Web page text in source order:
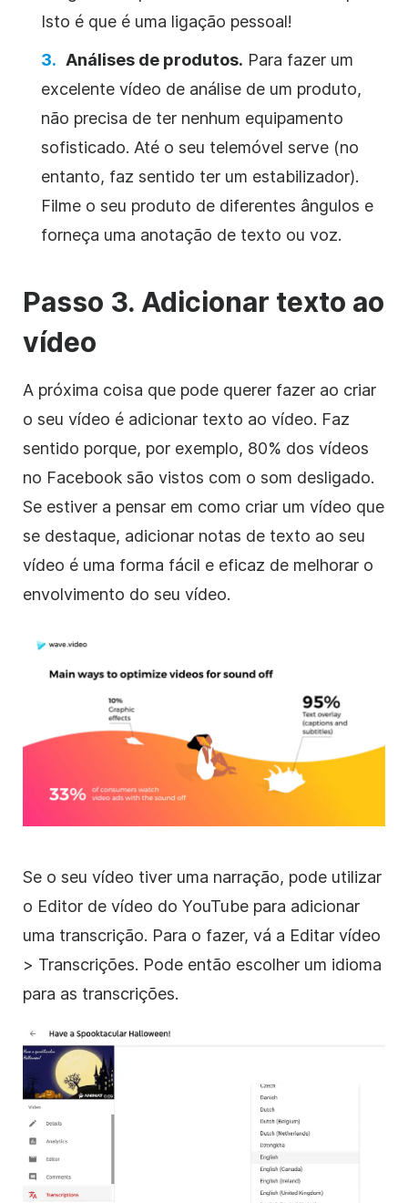
Isto é que é uma ligação pessoal!
Análises de produtos. Para fazer um
excelente vídeo de análise de um produto,
não precisa de ter nenhum equipamento
sofisticado. Até o seu telemóvel serve (no
entanto, faz sentido ter um estabilizador).
Filme o seu produto de diferentes ângulos e
forneça uma anotação de texto ou voz.
Passo 3. Adicionar texto ao
vídeo
A próxima coisa que pode querer fazer ao criar
o seu vídeo é adicionar texto ao vídeo. Faz
sentido porque, por exemplo, 80% dos vídeos
no Facebook são vistos com o som desligado.
Se estiver a pensar em como criar um vídeo que
se destaque, adicionar notas de texto ao seu
vídeo é uma forma fácil e eficaz de melhorar o
envolvimento do seu vídeo.
Se o seu vídeo tiver uma narração, pode utilizar
o Editor de vídeo do YouTube para adicionar
uma transcrição. Para o fazer, vá a Editar vídeo
> Transcrições. Pode então escolher um idioma
para as transcrições.